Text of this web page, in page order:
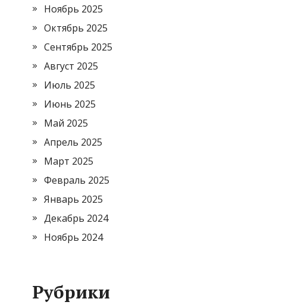
Ноябрь 2025
Октябрь 2025
Сентябрь 2025
Август 2025
Июль 2025
Июнь 2025
Май 2025
Апрель 2025
Март 2025
Февраль 2025
Январь 2025
Декабрь 2024
Ноябрь 2024
Рубрики